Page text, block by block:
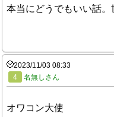
本当にどうでもいい話。
2023/11/03 08:33
4
名無しさん
オワコン大使